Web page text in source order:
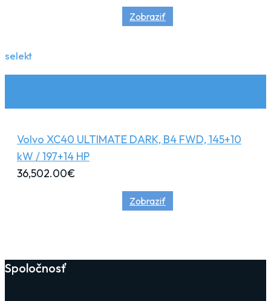
Zobraziť
selekt
Volvo XC40 ULTIMATE DARK, B4 FWD, 145+10
kW / 197+14 HP
36,502.00€
Zobraziť
Spoločnosť